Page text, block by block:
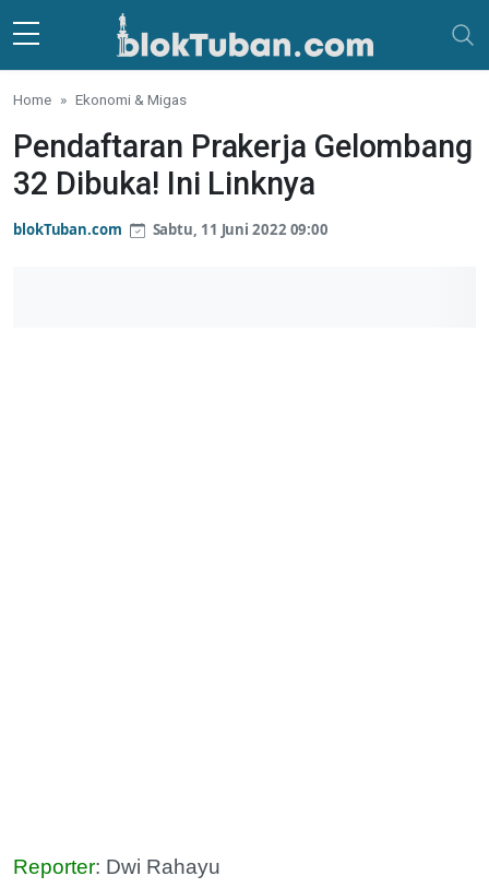
Skip to main content
Home Ekonomi & Migas
Pendaftaran Prakerja Gelombang
32 Dibuka! Ini Linknya
blokTuban.com Sabtu, 11 Juni 2022 09:00
Reporter: Dwi Rahayu